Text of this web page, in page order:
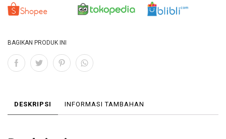
BAGIKAN PRODUK INI
DESKRIPSI INFORMASI TAMBAHAN